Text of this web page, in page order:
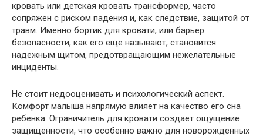
кровать или детская кровать трансформер, часто
сопряжен с риском падения и, как следствие, защитой от
травм. Именно бортик для кровати, или барьер
безопасности, как его еще называют, становится
надежным щитом, предотвращающим нежелательные
инциденты.
Не стоит недооценивать и психологический аспект.
Комфорт малыша напрямую влияет на качество его сна
ребенка. Ограничитель для кровати создает ощущение
защищенности, что особенно важно для новорожденных